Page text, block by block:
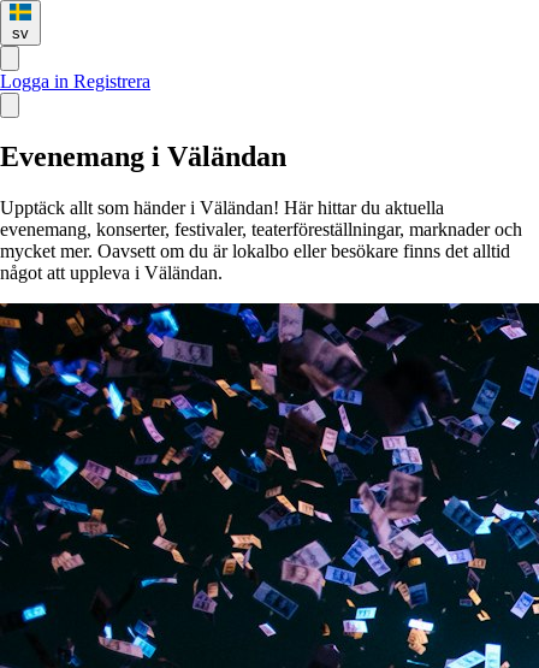
sv
Logga in Registrera
Evenemang i Väländan
Upptäck allt som händer i Väländan! Här hittar du aktuella
evenemang, konserter, festivaler, teaterföreställningar, marknader och
mycket mer. Oavsett om du är lokalbo eller besökare finns det alltid
något att uppleva i Väländan.